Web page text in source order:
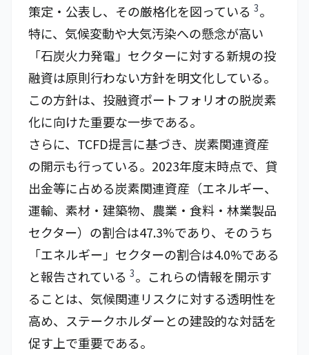
策定・公表し、その厳格化を図っている 3。
特に、気候変動や大気汚染への懸念が高い
「石炭火力発電」セクターに対する新規の投
融資は原則行わない方針を明文化している。
この方針は、投融資ポートフォリオの脱炭素
化に向けた重要な一歩である。
さらに、TCFD提言に基づき、炭素関連資産
の開示も行っている。2023年度末時点で、貸
出金等に占める炭素関連資産（エネルギー、
運輸、素材・建築物、農業・食料・林業製品
セクター）の割合は47.3%であり、そのうち
「エネルギー」セクターの割合は4.0%である
と報告されている 3。これらの情報を開示す
ることは、気候関連リスクに対する透明性を
高め、ステークホルダーとの建設的な対話を
促す上で重要である。